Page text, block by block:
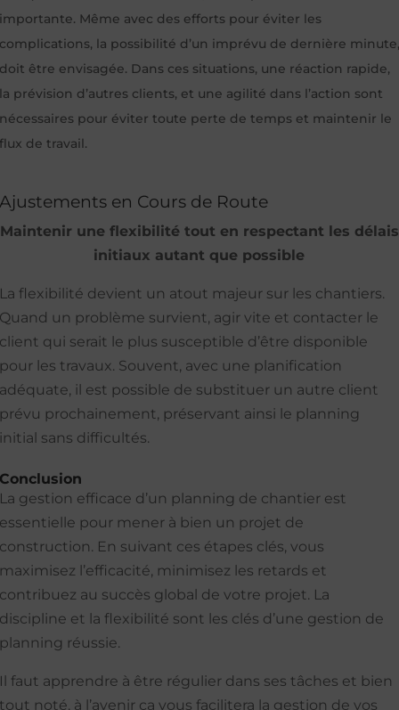
Même avec des efforts pour éviter les
la possibilité d’un imprévu de dernière minute,
être envisagée. Dans ces situations, une réaction rapide,
prévision d’autres clients, et une agilité dans l’action sont
pour éviter toute perte de temps et maintenir le
de travail.
en Cours de Route
Maintenir une flexibilité tout en respectant les délais
initiaux autant que possible
flexibilité devient un atout majeur sur les chantiers.
un problème survient, agir vite et contacter le
qui serait le plus susceptible d’être disponible
les travaux. Souvent, avec une planification
il est possible de substituer un autre client
prochainement, préservant ainsi le planning
sans difficultés.
gestion efficace d’un planning de chantier est
pour mener à bien un projet de
En suivant ces étapes clés, vous
l’efficacité, minimisez les retards et
au succès global de votre projet. La
et la flexibilité sont les clés d’une gestion de
réussie.
faut apprendre à être régulier dans ses tâches et bien
noté, à l’avenir ça vous facilitera la gestion de vos